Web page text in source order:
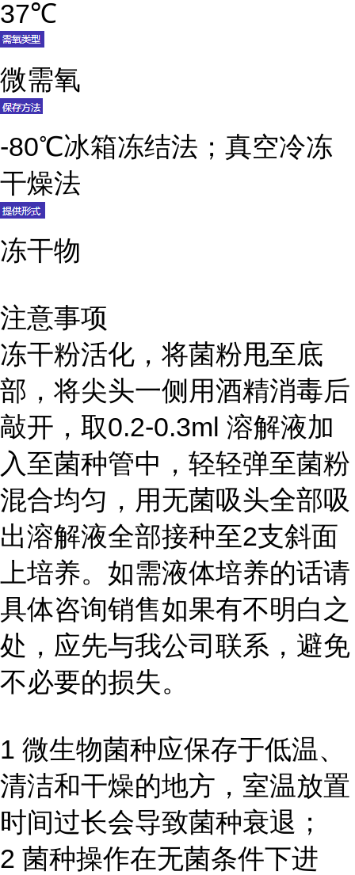
37℃
微需氧
-80℃冰箱冻结法；真空冷冻
干燥法
冻干物
注意事项
冻干粉活化，将菌粉甩至底
部，将尖头一侧用酒精消毒后
敲开，取0.2-0.3ml 溶解液加
入至菌种管中，轻轻弹至菌粉
混合均匀，用无菌吸头全部吸
出溶解液全部接种至2支斜面
上培养。如需液体培养的话请
具体咨询销售如果有不明白之
处，应先与我公司联系，避免
不必要的损失。
1 微生物菌种应保存于低温、
清洁和干燥的地方，室温放置
时间过长会导致菌种衰退；
2 菌种操作在无菌条件下进